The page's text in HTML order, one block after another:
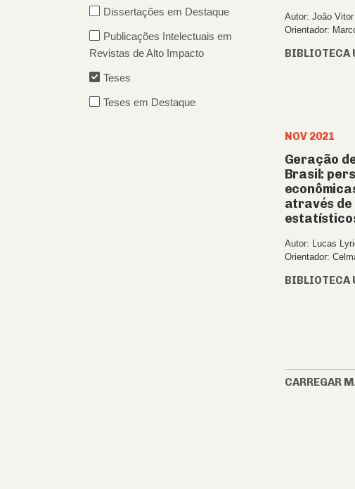
Autor: João Vitor
Orientador:
BIBLIOTECA
NOV 2021
Geração
Brasil:
através de
Autor: Lucas
Orientador:
BIBLIOTECA
CARREGAR
Dissertações em Destaque
Publicações Intelectuais em
Revistas de Alto Impacto
Teses
Teses em Destaque